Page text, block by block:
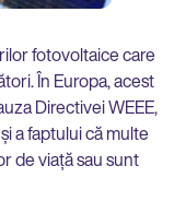
fotovoltaice care
În Europa, acest
Directivei WEEE,
a faptului că multe
de viață sau sunt